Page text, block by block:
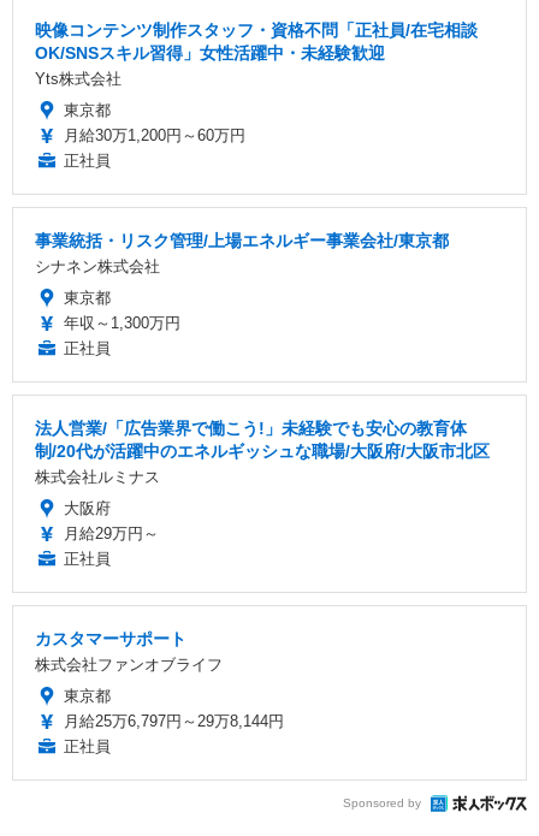
映像コンテンツ制作スタッフ・資格不問「正社員/在宅相談
OK/SNSスキル習得」女性活躍中・未経験歓迎
Yts株式会社
東京都
月給30万1,200円～60万円
正社員
事業統括・リスク管理/上場エネルギー事業会社/東京都
シナネン株式会社
東京都
年収～1,300万円
正社員
法人営業/「広告業界で働こう!」未経験でも安心の教育体
制/20代が活躍中のエネルギッシュな職場/大阪府/大阪市北区
株式会社ルミナス
大阪府
月給29万円～
正社員
カスタマーサポート
株式会社ファンオブライフ
東京都
月給25万6,797円～29万8,144円
正社員
Sponsored by